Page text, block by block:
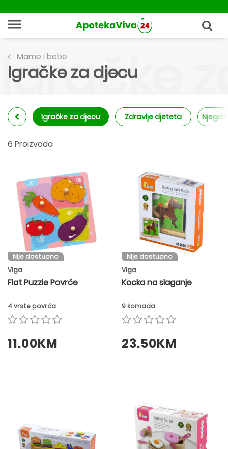
Mame i bebe
Igračke za djecu
Igračke
Igračke za djecu Zdravlje djeteta Njega
6 Proizvoda
Nije dostupno
Viga
Flat Puzzle Povrće
4 vrste povrća
11.00KM
Nije dostupno
Viga
Kocka na slaganje
9 komada
23.50KM